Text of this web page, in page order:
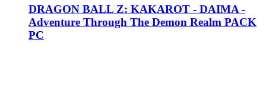
DRAGON BALL Z: KAKAROT - DAIMA -
Adventure Through The Demon Realm PACK
PC